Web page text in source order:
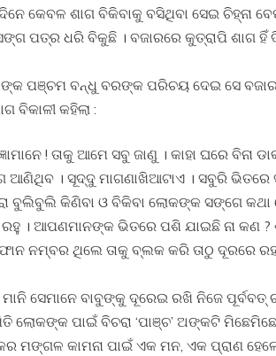
କେବଳ ଶାଗ ବିକିବାକୁ ବସିଥିବା ସେଇ ଚିହ୍ନା
ପତ୍ର ଧରି ବିକୁଛି । ବଜାରରେ କୁତ୍ରାପି ଶାଗ ହିଁ
ପଞ୍ଚମ ବନ୍ଧୁ ବରଙ୍କ ପରିଚୟ ଦେଇ ସେ
ବିକାଳୀ କହିଲା :
! ତାକୁ ଆମେ ସବୁ ଜାଣୁ । କାହା ଘରେ ବିନା
ଆଣିଥିବ । ସୂଦ୍ଦୁ ମାଗଣାଖିଆଟାଏ । ସବୁରି
ବୁଲିବୁଲି କିଣିବା ଓ ବିକିବା ଲୋକଙ୍କ ସଙ୍ଗେ
। ଆପଣମାନଙ୍କ ଭିତରେ ପଶି ଯାଇଛି ନା କଣ ?
ନମ୍ବର ଥିଲେ ତାକୁ ବ୍ଲକ କରି ତାଠୁ ଦୂରରେ
ମାନି ସେମାନେ ବାବୁଙ୍କୁ ଦୂରେଇ ରଖି ନିଜେ
ଲୋକଙ୍କ ପାଇଁ ବିଚରା ‘ପାଞ୍ଚ’ ଅଙ୍କଟି ମିଛେମିଛେ
ମଙ୍ଗଳ କାମନା ପାଇଁ ଏକ ମନ, ଏକ ପ୍ରାଣ